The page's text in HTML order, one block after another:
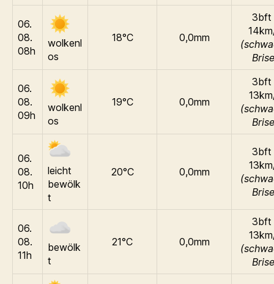
06.
08.
08h
wolkenl
os
18°C 0,0mm
3bft
06.
08.
09h
wolkenl
os
19°C 0,0mm
3bft
06.
08.
10h
leicht
bewölk
t
20°C 0,0mm
3bft
06.
08.
11h
bewölk
t
21°C 0,0mm
3bft